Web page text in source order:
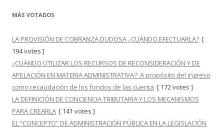
MÁS VOTADOS
LA PROVISIÓN DE COBRANZA DUDOSA ¿CUÁNDO EFECTUARLA? [
194 votes ]
¿CUÁNDO UTILIZAR LOS RECURSOS DE RECONSIDERACIÓN Y DE
APELACIÓN EN MATERIA ADMINISTRATIVA?: A propósito del ingreso
como recaudación de los fondos de las cuenta [ 172 votes ]
LA DEFINICIÓN DE CONCIENCIA TRIBUTARIA Y LOS MECANISMOS
PARA CREARLA [ 141 votes ]
EL “CONCEPTO” DE ADMINISTRACIÓN PÚBLICA EN LA LEGISLACIÓN